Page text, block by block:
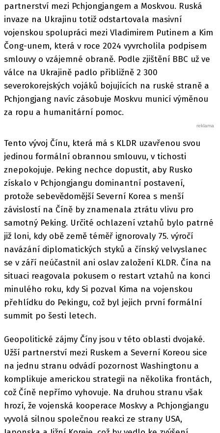
partnerství mezi Pchjongjangem a Moskvou. Ruská
invaze na Ukrajinu totiž odstartovala masivní
vojenskou spolupráci mezi Vladimirem Putinem a Kim
Čong-unem, která v roce 2024 vyvrcholila podpisem
smlouvy o vzájemné obraně. Podle zjištění BBC už ve
válce na Ukrajině padlo přibližně 2 300
severokorejských vojáků bojujících na ruské straně a
Pchjongjang navíc zásobuje Moskvu municí výměnou
za ropu a humanitární pomoc.
Tento vývoj Čínu, která má s KLDR uzavřenou svou
jedinou formální obrannou smlouvu, v tichosti
znepokojuje. Peking nechce dopustit, aby Rusko
získalo v Pchjongjangu dominantní postavení,
protože sebevědomější Severní Korea s menší
závislostí na Číně by znamenala ztrátu vlivu pro
samotný Peking. Určité ochlazení vztahů bylo patrné
již loni, kdy obě země téměř ignorovaly 75. výročí
navázání diplomatických styků a čínský velvyslanec
se v září neúčastnil ani oslav založení KLDR. Čína na
situaci reagovala pokusem o restart vztahů na konci
minulého roku, kdy Si pozval Kima na vojenskou
přehlídku do Pekingu, což byl jejich první formální
summit po šesti letech.
Geopolitické zájmy Číny jsou v této oblasti dvojaké.
Užší partnerství mezi Ruskem a Severní Koreou sice
na jednu stranu odvádí pozornost Washingtonu a
komplikuje americkou strategii na několika frontách,
což Číně nepřímo vyhovuje. Na druhou stranu však
hrozí, že vojenská kooperace Moskvy a Pchjongjangu
vyvolá silnou společnou reakci ze strany USA,